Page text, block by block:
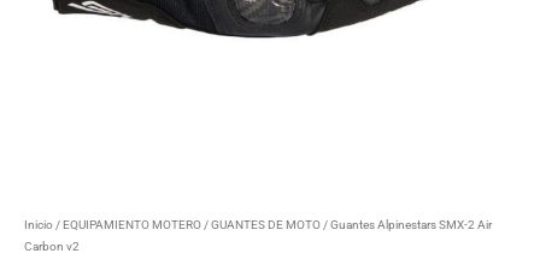
Inicio /EQUIPAMIENTO MOTERO /GUANTES DE MOTO / Guantes Alpinestars SMX-2 Air
Carbon v2